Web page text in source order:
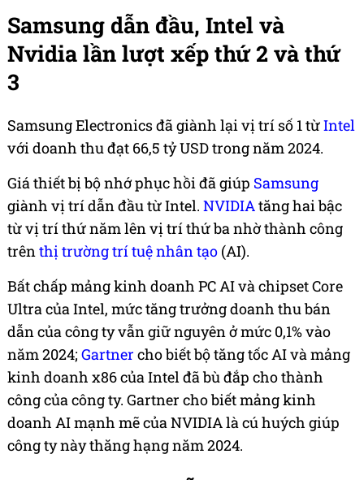
Samsung dẫn đầu, Intel và
Nvidia lần lượt xếp thứ 2 và thứ
3
Samsung Electronics đã giành lại vị trí số 1 từIntel
với doanh thu đạt 66,5 tỷ USD trong năm 2024.
Giá thiết bị bộ nhớ phục hồi đã giúp Samsung
giành vị trí dẫn đầu từ Intel. NVIDIAtăng hai bậc
từ vị trí thứ năm lên vị trí thứ ba nhờ thành công
trênthị trường trí tuệ nhân tạo (AI).
Bất chấp mảng kinh doanh PC AI và chipset Core
Ultra của Intel, mức tăng trưởng doanh thu bán
dẫn của công ty vẫn giữ nguyên ở mức 0,1% vào
năm 2024; Gartner cho biết bộ tăng tốc AI và mảng
kinh doanh x86 của Intel đã bù đắp cho thành
công của công ty. Gartner cho biết mảng kinh
doanh AI mạnh mẽ của NVIDIA là cú huých giúp
công ty này thăng hạng năm 2024.